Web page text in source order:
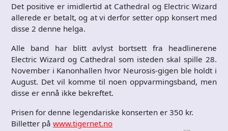
Det positive er imidlertid at Cathedral og Electric Wizard
allerede er betalt, og at vi derfor setter opp konsert med
disse 2 denne helga.
Alle band har blitt avlyst bortsett fra headlinerene
Electric Wizard og Cathedral som isteden skal spille 28.
November i Kanonhallen hvor Neurosis-gigen ble holdt i
August. Det vil komme til noen oppvarmingsband, men
disse er ennå ikke bekreftet.
Prisen for denne legendariske konserten er 350 kr.
Billetter på www.tigernet.no